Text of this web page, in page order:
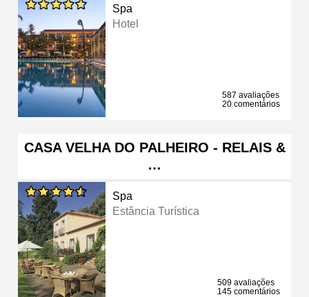
Spa
Hotel
587 avaliações
20 comentários
CASA VELHA DO PALHEIRO - RELAIS &
…
Spa
Estância Turística
509 avaliações
145 comentários